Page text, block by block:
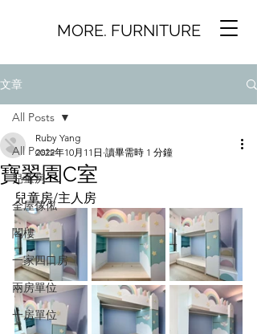
MORE. FURNITURE
文章
All Posts
兒童房
全屋傢俬
閣樓
一家四口房
兩房單位
一房單位
All Posts
寶翠園C室
Ruby Yang
2022年10月11日 讀畢需時 1 分鐘
兒童房/主人房